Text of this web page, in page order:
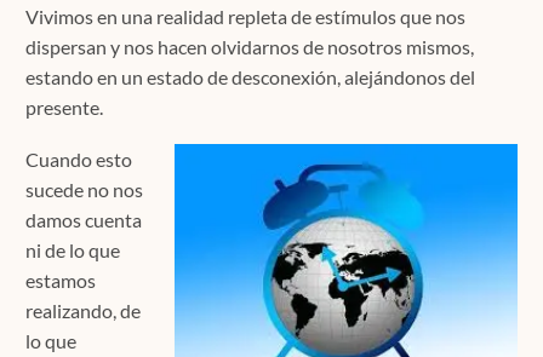
Vivimos en una realidad repleta de estímulos que nos
dispersan y nos hacen olvidarnos de nosotros mismos,
estando en un estado de desconexión, alejándonos del
presente.
Cuando esto
sucede no nos
damos cuenta
ni de lo que
estamos
realizando, de
lo que